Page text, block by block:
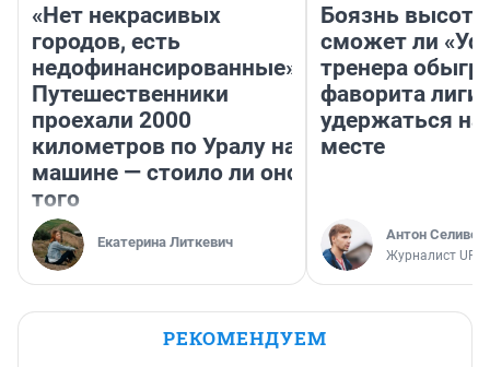
«Нет некрасивых
городов, есть
недофинансированные».
Путешественники
проехали 2000
километров по Уралу на
машине — стоило ли оно
того
Екатерина Литкевич
Боязнь
сможет ли
тренера
фаворита лиги
удержаться
месте
Антон
Журналист
РЕКОМЕНДУЕМ